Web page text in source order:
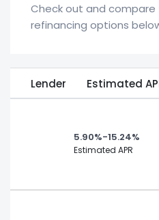
Check out and
refinancing options
Lender Estimated
5.90%-15.24%
Estimated APR